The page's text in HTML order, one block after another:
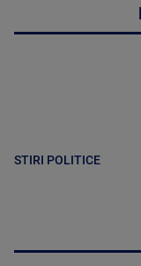
STIRI POLITICE